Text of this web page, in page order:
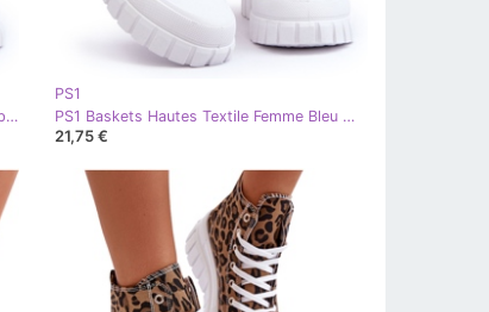
PS1 Baskets Montantes Femme Motif Zèbre Blanc Florensi
PS1
PS1 Baskets Hautes Textile Femme Bleu Marine Degas
21,75 €